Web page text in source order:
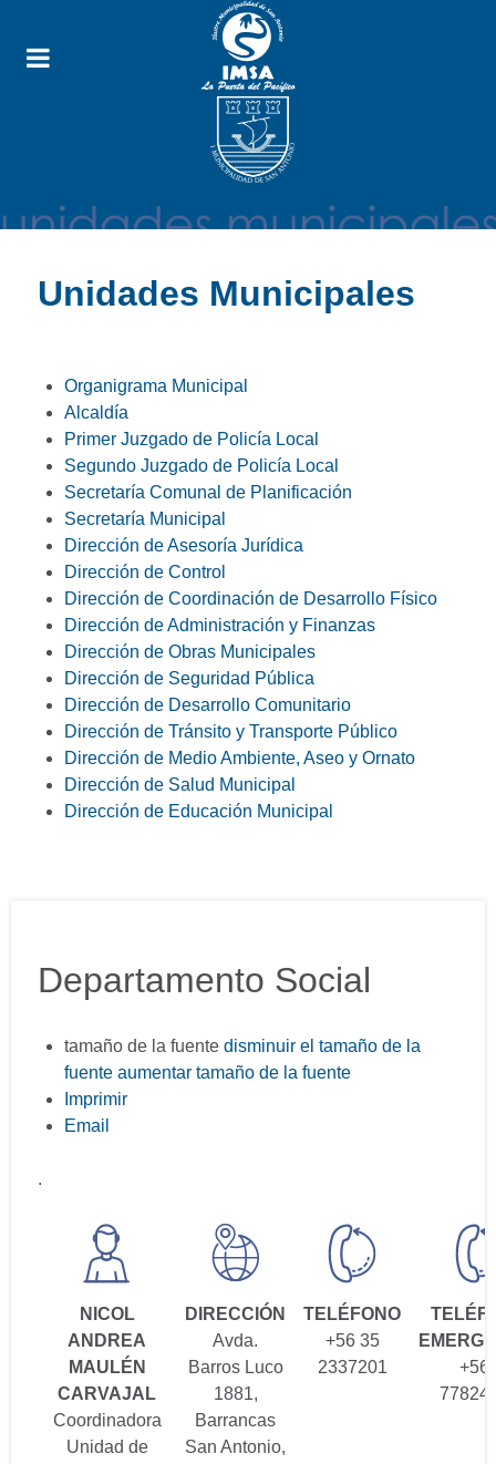
Unidades Municipales
Organigrama Municipal
Alcaldía
Primer Juzgado de Policía Local
Segundo Juzgado de Policía Local
Secretaría Comunal de Planificación
Secretaría Municipal
Dirección de Asesoría Jurídica
Dirección de Control
Dirección de Coordinación de Desarrollo Físico
Dirección de Administración y Finanzas
Dirección de Obras Municipales
Dirección de Seguridad Pública
Dirección de Desarrollo Comunitario
Dirección de Tránsito y Transporte Público
Dirección de Medio Ambiente, Aseo y Ornato
Dirección de Salud Municipal
Dirección de Educación Municipal
Departamento Social
tamaño de la fuente disminuir el tamaño de la
fuente aumentar tamaño de la fuente
Imprimir
Email
.
NICOL
ANDREA
MAULÉN
CARVAJAL
Coordinadora
Unidad de
DIRECCIÓN
Avda.
Barros Luco
1881,
Barrancas
San Antonio,
TELÉFONO
+56 35
2337201